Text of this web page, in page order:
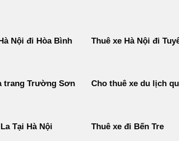
Nội đi Hòa Bình Thuê xe Hà Nội đi
trang Trường Sơn Cho thuê xe du lịch
Tại Hà Nội Thuê xe đi Bến Tre